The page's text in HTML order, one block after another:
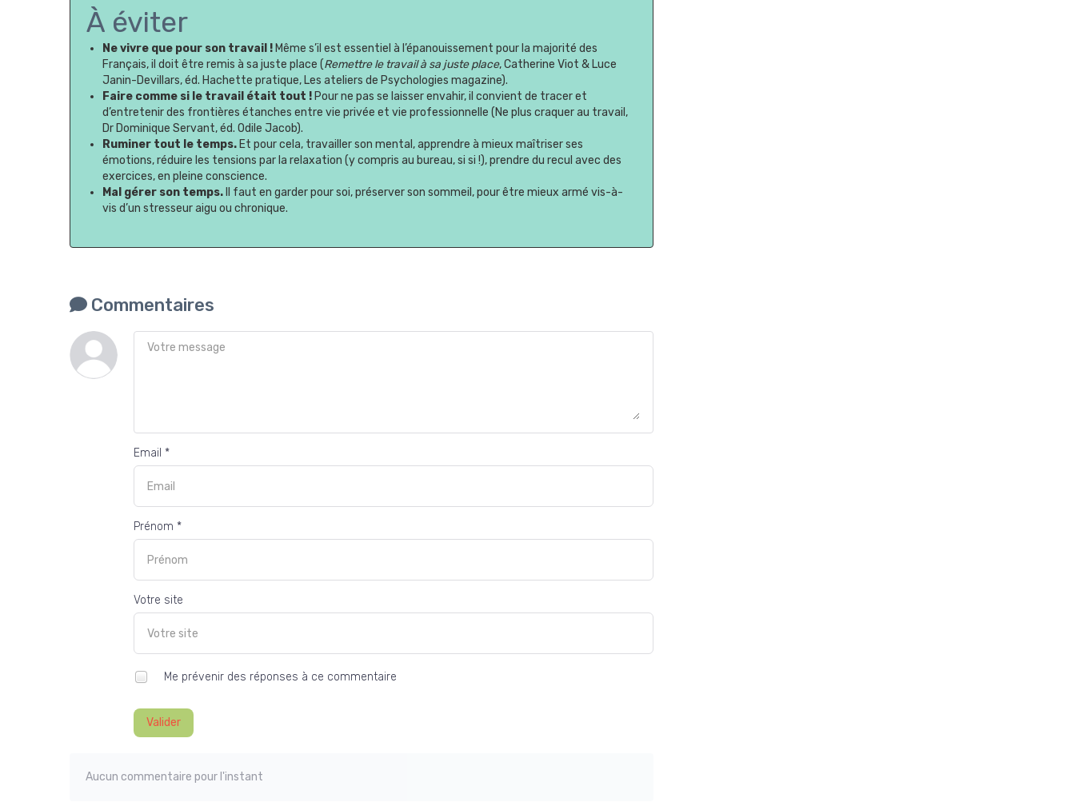
À éviter
Ne vivre que pour son travail ! Même s’il est essentiel à l’épanouissement pour la majorité des
Français, il doit être remis à sa juste place (Remettre le travail à sa juste place, Catherine Viot & Luce
Janin-Devillars, éd. Hachette pratique, Les ateliers de Psychologies magazine).
Faire comme si le travail était tout ! Pour ne pas se laisser envahir, il convient de tracer et
d’entretenir des frontières étanches entre vie privée et vie professionnelle (Ne plus craquer au travail,
Dr Dominique Servant, éd. Odile Jacob).
Ruminer tout le temps. Et pour cela, travailler son mental, apprendre à mieux maîtriser ses
émotions, réduire les tensions par la relaxation (y compris au bureau, si si !), prendre du recul avec des
exercices, en pleine conscience.
Mal gérer son temps. Il faut en garder pour soi, préserver son sommeil, pour être mieux armé vis-à-
vis d’un stresseur aigu ou chronique.
Commentaires
Email *
Prénom *
Votre site
Me prévenir des réponses à ce commentaire
Valider
Aucun commentaire pour l'instant